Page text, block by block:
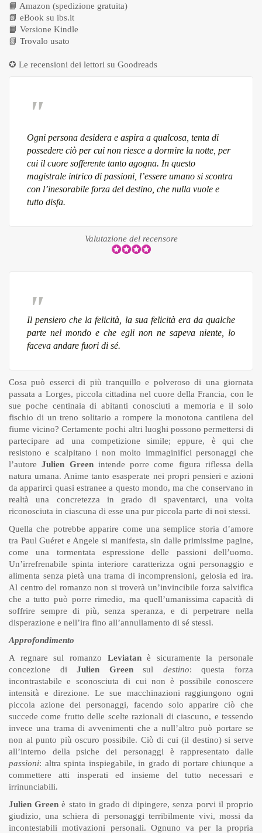
📙 Amazon (spedizione gratuita)
📗 eBook su ibs.it
📙 Versione Kindle
📗 Trovalo usato
✪ Le recensioni dei lettori su Goodreads
Ogni persona desidera e aspira a qualcosa, tenta di
possedere ciò per cui non riesce a dormire la notte, per
cui il cuore sofferente tanto agogna. In questo
magistrale intrico di passioni, l’essere umano si scontra
con l’inesorabile forza del destino, che nulla vuole e
tutto disfa.
Valutazione del recensore
Il pensiero che la felicità, la sua felicità era da qualche
parte nel mondo e che egli non ne sapeva niente, lo
faceva andare fuori di sé.
Cosa può esserci di più tranquillo e polveroso di una giornata
passata a Lorges, piccola cittadina nel cuore della Francia, con le
sue poche centinaia di abitanti conosciuti a memoria e il solo
fischio di un treno solitario a rompere la monotona cantilena del
fiume vicino? Certamente pochi altri luoghi possono permettersi di
partecipare ad una competizione simile; eppure, è qui che
resistono e scalpitano i non molto immaginifici personaggi che
l’autoreJulien Green intende porre come figura riflessa della
natura umana. Anime tanto esasperate nei propri pensieri e azioni
da apparirci quasi estranee a questo mondo, ma che conservano in
realtà una concretezza in grado di spaventarci, una volta
riconosciuta in ciascuna di esse una pur piccola parte di noi stessi.
Quella che potrebbe apparire come una semplice storia d’amore
tra Paul Guéret e Angele si manifesta, sin dalle primissime pagine,
come una tormentata espressione delle passioni dell’uomo.
Un’irrefrenabile spinta interiore caratterizza ogni personaggio e
alimenta senza pietà una trama di incomprensioni, gelosia ed ira.
Al centro del romanzo non si troverà un’invincibile forza salvifica
che a tutto può porre rimedio, ma quell’umanissima capacità di
soffrire sempre di più, senza speranza, e di perpetrare nella
disperazione e nell’ira fino all’annullamento di sé stessi.
Approfondimento
A regnare sul romanzo Leviatanè sicuramente la personale
concezione diJulien Greensul destino: questa forza
incontrastabile e sconosciuta di cui non è possibile conoscere
intensità e direzione. Le sue macchinazioni raggiungono ogni
piccola azione dei personaggi, facendo solo apparire ciò che
succede come frutto delle scelte razionali di ciascuno, e tessendo
invece una trama di avvenimenti che a null’altro può portare se
non al punto più oscuro possibile. Ciò di cui (il destino) si serve
all’interno della psiche dei personaggi è rappresentato dalle
passioni: altra spinta inspiegabile, in grado di portare chiunque a
commettere atti insperati ed insieme del tutto necessari e
irrinunciabili.
Julien Green è stato in grado di dipingere, senza porvi il proprio
giudizio, una schiera di personaggi terribilmente vivi, mossi da
incontestabili motivazioni personali. Ognuno va per la propria